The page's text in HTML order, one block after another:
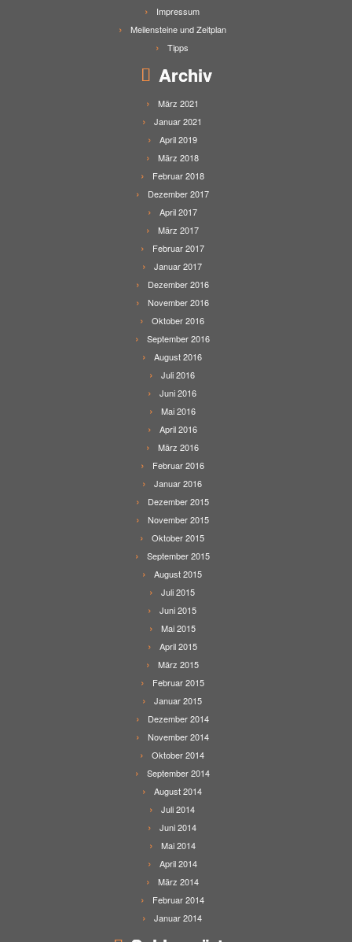
Impressum
Meilensteine und Zeitplan
Tipps
Archiv
März 2021
Januar 2021
April 2019
März 2018
Februar 2018
Dezember 2017
April 2017
März 2017
Februar 2017
Januar 2017
Dezember 2016
November 2016
Oktober 2016
September 2016
August 2016
Juli 2016
Juni 2016
Mai 2016
April 2016
März 2016
Februar 2016
Januar 2016
Dezember 2015
November 2015
Oktober 2015
September 2015
August 2015
Juli 2015
Juni 2015
Mai 2015
April 2015
März 2015
Februar 2015
Januar 2015
Dezember 2014
November 2014
Oktober 2014
September 2014
August 2014
Juli 2014
Juni 2014
Mai 2014
April 2014
März 2014
Februar 2014
Januar 2014